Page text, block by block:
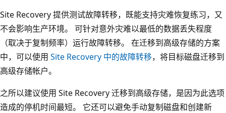
Site Recovery 提供测试故障转移，既能支持灾难恢复练习，又
不会影响生产环境。 可针对意外灾难以最低的数据丢失程度
（取决于复制频率）运行故障转移。 在迁移到高级存储的方案
中，可以使用 Site Recovery 中的故障转移，将目标磁盘迁移到
高级存储帐户。
之所以建议使用 Site Recovery 迁移到高级存储，是因为此选项
造成的停机时间最短。 它还可以避免手动复制磁盘和创建新